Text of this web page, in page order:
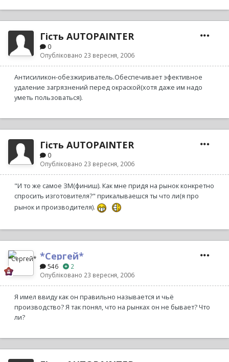
Гість AUTOPAINTER
0
Опубліковано 23 вересня, 2006
Антисиликон-обезжириватель.Обеспечивает эфективное
удаление загрязнений перед окраской(хотя даже им надо
уметь пользоваться).
Гість AUTOPAINTER
0
Опубліковано 23 вересня, 2006
"И то же самое ЗМ(финиш). Как мне придя на рынок конкретно
спросить изготовителя?" прикалываешся ты что ли(я про
рынок и производителя).
*Сергей*
546
2
Опубліковано 23 вересня, 2006
Я имел ввиду как он правильно называется и чьё
производство? Я так понял, что на рынках он не бывает? Что
ли?